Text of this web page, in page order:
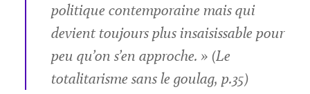
politique contemporaine mais qui
devient toujours plus insaisissable pour
peu qu’on s’en approche. » (Le
totalitarisme sans le goulag, p.35)